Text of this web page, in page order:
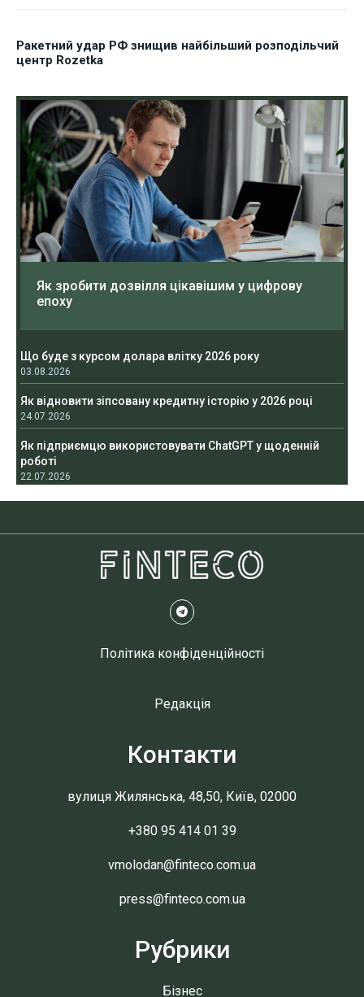
Ракетний удар РФ знищив найбільший розподільчий
центр Rozetka
Як зробити дозвілля цікавішим у цифрову
епоху
Що буде з курсом долара влітку 2026 року
03.08.2026
Як відновити зіпсовану кредитну історію у 2026 році
24.07.2026
Як підприємцю використовувати ChatGPT у щоденній
роботі
22.07.2026
Політика конфіденційності
Редакція
Контакти
вулиця Жилянська, 48,50, Київ, 02000
+380 95 414 01 39
vmolodan@finteco.com.ua
press@finteco.com.ua
Рубрики
Бізнес